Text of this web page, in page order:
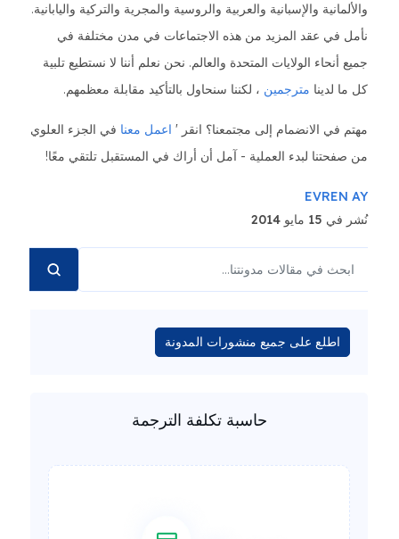
والألمانية والإسبانية والعربية والروسية والمجرية والتركية واليابانية.
نأمل في عقد المزيد من هذه الاجتماعات في مدن مختلفة في
جميع أنحاء الولايات المتحدة والعالم. نحن نعلم أننا لا نستطيع تلبية
كل ما لدينا مترجمين ، لكننا سنحاول بالتأكيد مقابلة معظمهم.
مهتم في الانضمام إلى مجتمعنا؟ انقر 'اعمل معنا في الجزء العلوي
من صفحتنا لبدء العملية - آمل أن أراك في المستقبل تلتقي معًا!
EVREN AY
نُشر في 15 مايو 2014
اطلع على جميع منشورات المدونة
حاسبة تكلفة الترجمة